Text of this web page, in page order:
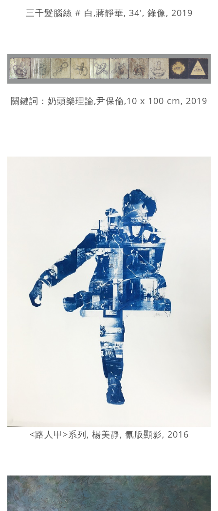
三千髮腦絲 # 白,蔣靜華, 34', 錄像, 2019
關鍵詞：奶頭樂理論,尹保倫,10 x 100 cm, 2019
<路人甲>系列, 楊美靜, 氰版顯影, 2016